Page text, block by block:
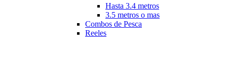
Hasta 3.4 metros
3.5 metros o mas
Combos de Pesca
Reeles